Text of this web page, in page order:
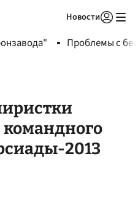
Новости
Проблемы с
2013